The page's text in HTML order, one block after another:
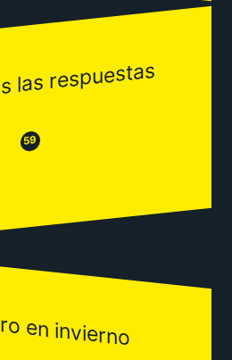
las respuestas
😒 59 😂
en invierno